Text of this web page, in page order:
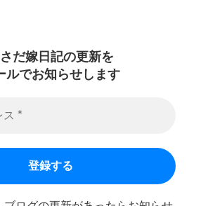
だ嫁日記の更新を
ルでお知らせします